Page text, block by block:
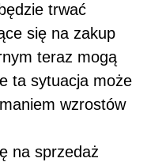
trwać
się na zakup
teraz mogą
ta sytuacja może
wzrostów
na sprzedaż